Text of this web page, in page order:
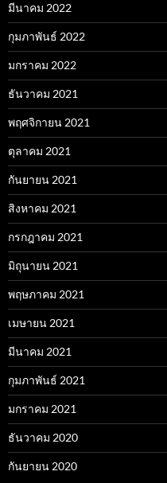
มีนาคม 2022
กุมภาพันธ์ 2022
มกราคม 2022
ธันวาคม 2021
พฤศจิกายน 2021
ตุลาคม 2021
กันยายน 2021
สิงหาคม 2021
กรกฎาคม 2021
มิถุนายน 2021
พฤษภาคม 2021
เมษายน 2021
มีนาคม 2021
กุมภาพันธ์ 2021
มกราคม 2021
ธันวาคม 2020
กันยายน 2020